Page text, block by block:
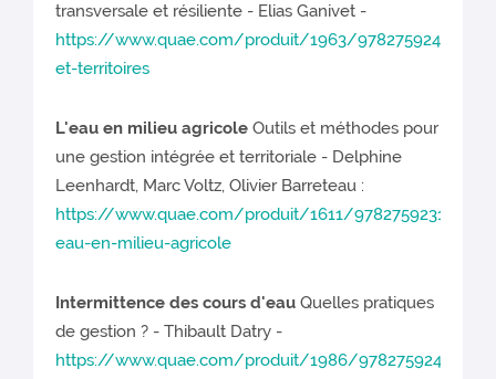
transversale et résiliente - Elias Ganivet -
https://www.quae.com/produit/1963/9782759241576/
et-territoires
L'eau en milieu agricoleOutils et méthodes pour
une gestion intégrée et territoriale - Delphine
Leenhardt, Marc Voltz, Olivier Barreteau :
https://www.quae.com/produit/1611/9782759231249/l-
eau-en-milieu-agricole
Intermittence des cours d'eauQuelles pratiques
de gestion ? - Thibault Datry -
https://www.quae.com/produit/1986/9782759242795/